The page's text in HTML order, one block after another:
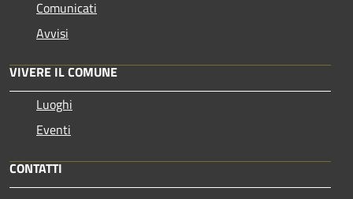
Comunicati
Avvisi
VIVERE IL COMUNE
Luoghi
Eventi
CONTATTI